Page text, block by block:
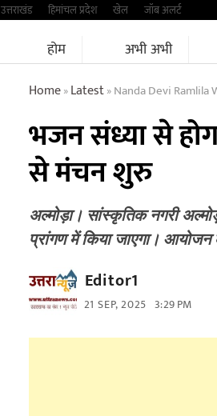
उत्तराखंड हिमांचल प्रदेश खेल जॉब अलर्ट
होम अभी अभी
Home»Latest»Nanda Devi Ramlila
भजन संध्या से
से मंचन शुरु
अल्मोड़ा। सांस्कृतिक नगरी
प्रांगण में किया जाएगा।
Editor1
21 SEP, 2025 3:29 PM